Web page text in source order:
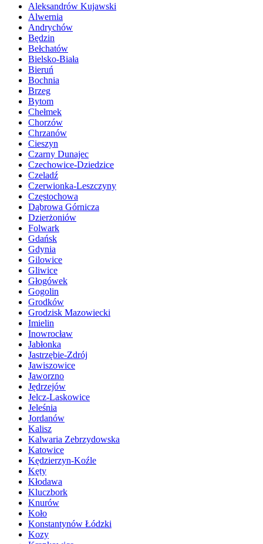
Aleksandrów Kujawski
Alwernia
Andrychów
Będzin
Bełchatów
Bielsko-Biała
Bieruń
Bochnia
Brzeg
Bytom
Chełmek
Chorzów
Chrzanów
Cieszyn
Czarny Dunajec
Czechowice-Dziedzice
Czeladź
Czerwionka-Leszczyny
Częstochowa
Dąbrowa Górnicza
Dzierżoniów
Folwark
Gdańsk
Gdynia
Gilowice
Gliwice
Głogówek
Gogolin
Grodków
Grodzisk Mazowiecki
Imielin
Inowrocław
Jabłonka
Jastrzębie-Zdrój
Jawiszowice
Jaworzno
Jędrzejów
Jelcz-Laskowice
Jeleśnia
Jordanów
Kalisz
Kalwaria Zebrzydowska
Katowice
Kędzierzyn-Koźle
Kęty
Kłodawa
Kluczbork
Knurów
Koło
Konstantynów Łódzki
Kozy